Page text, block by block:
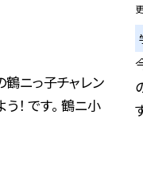
鶴ニっ子チャレン
！ です。 鶴ニ小